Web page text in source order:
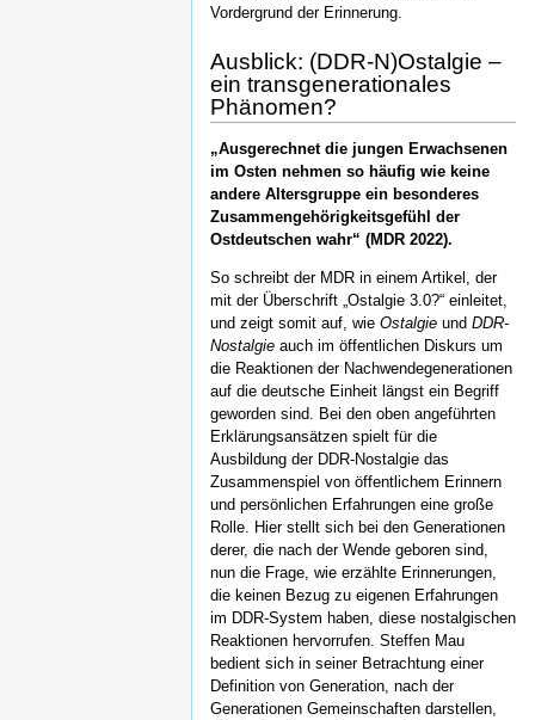
Vordergrund der Erinnerung.
Ausblick: (DDR-N)Ostalgie –
ein transgenerationales
Phänomen?
„Ausgerechnet die jungen Erwachsenen
im Osten nehmen so häufig wie keine
andere Altersgruppe ein besonderes
Zusammengehörigkeitsgefühl der
Ostdeutschen wahr“ (MDR 2022).
So schreibt der MDR in einem Artikel, der
mit der Überschrift „Ostalgie 3.0?“ einleitet,
und zeigt somit auf, wie Ostalgie und DDR-
Nostalgie auch im öffentlichen Diskurs um
die Reaktionen der Nachwendegenerationen
auf die deutsche Einheit längst ein Begriff
geworden sind. Bei den oben angeführten
Erklärungsansätzen spielt für die
Ausbildung der DDR-Nostalgie das
Zusammenspiel von öffentlichem Erinnern
und persönlichen Erfahrungen eine große
Rolle. Hier stellt sich bei den Generationen
derer, die nach der Wende geboren sind,
nun die Frage, wie erzählte Erinnerungen,
die keinen Bezug zu eigenen Erfahrungen
im DDR-System haben, diese nostalgischen
Reaktionen hervorrufen. Steffen Mau
bedient sich in seiner Betrachtung einer
Definition von Generation, nach der
Generationen Gemeinschaften darstellen,